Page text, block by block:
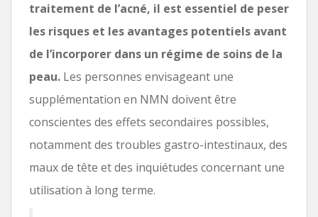
traitement de l’acné, il est essentiel de peser
les risques et les avantages potentiels avant
de l’incorporer dans un régime de soins de la
peau. Les personnes envisageant une
supplémentation en NMN doivent être
conscientes des effets secondaires possibles,
notamment des troubles gastro-intestinaux, des
maux de tête et des inquiétudes concernant une
utilisation à long terme.